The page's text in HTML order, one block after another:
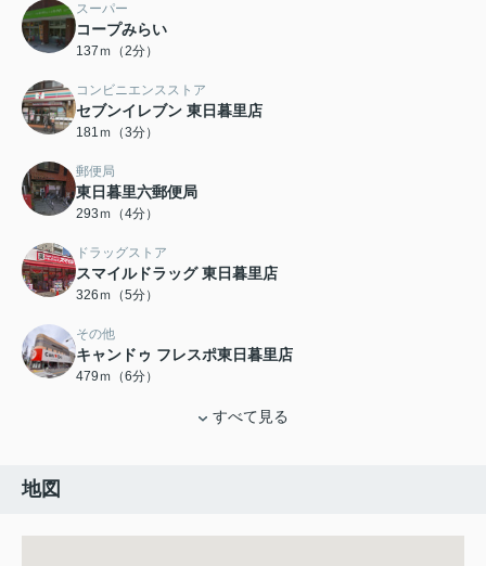
スーパー
コープみらい
137ｍ（2分）
コンビニエンスストア
セブンイレブン 東日暮里店
181ｍ（3分）
郵便局
東日暮里六郵便局
293ｍ（4分）
ドラッグストア
スマイルドラッグ 東日暮里店
326ｍ（5分）
その他
キャンドゥ フレスポ東日暮里店
479ｍ（6分）
すべて見る
地図